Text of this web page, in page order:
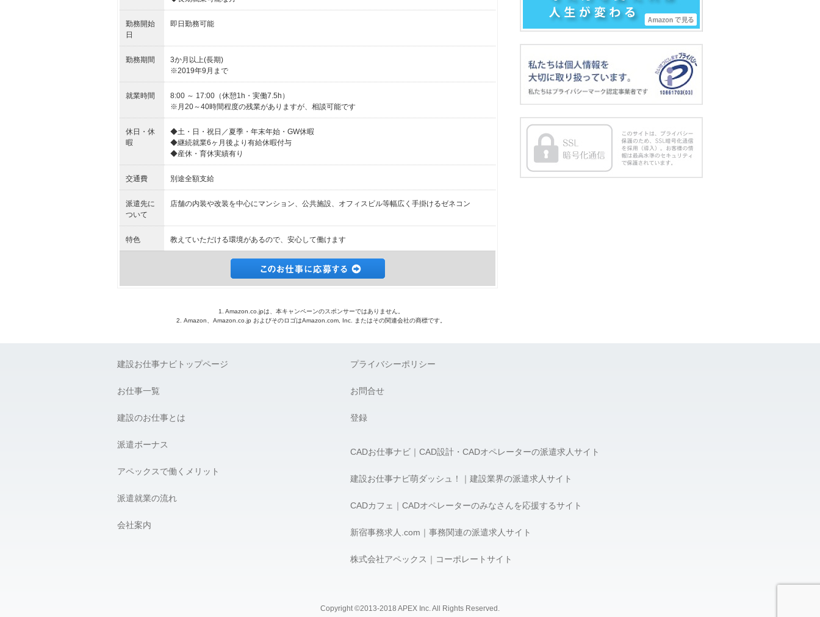
勤務開始
日
即日勤務可能
勤務期間
3か月以上(長期)
※2019年9月まで
就業時間
8:00 ～ 17:00（休憩1h・実働7.5h）
※月20～40時間程度の残業がありますが、相談可能です
休日・休
暇
◆土・日・祝日／夏季・年末年始・GW休暇
◆継続就業6ヶ月後より有給休暇付与
◆産休・育休実績有り
交通費 別途全額支給
派遣先に
ついて
店舗の内装や改装を中心にマンション、公共施設、オフィスビル等幅広く手掛けるゼネコン
特色 教えていただける環境があるので、安心して働けます
1. Amazon.co.jpは、本キャンペーンのスポンサーではありません。
2. Amazon、Amazon.co.jp およびそのロゴはAmazon.com, Inc. またはその関連会社の商標です。
建設お仕事ナビトップページ
お仕事一覧
建設のお仕事とは
派遣ボーナス
アペックスで働くメリット
派遣就業の流れ
会社案内
プライバシーポリシー
お問合せ
登録
CADお仕事ナビ｜CAD設計・CADオペレーターの派遣求人サイト
建設お仕事ナビ萌ダッシュ！｜建設業界の派遣求人サイト
CADカフェ｜CADオペレーターのみなさんを応援するサイト
新宿事務求人.com｜事務関連の派遣求人サイト
株式会社アペックス｜コーポレートサイト
Copyright ©2013-2018 APEX Inc. All Rights Reserved.